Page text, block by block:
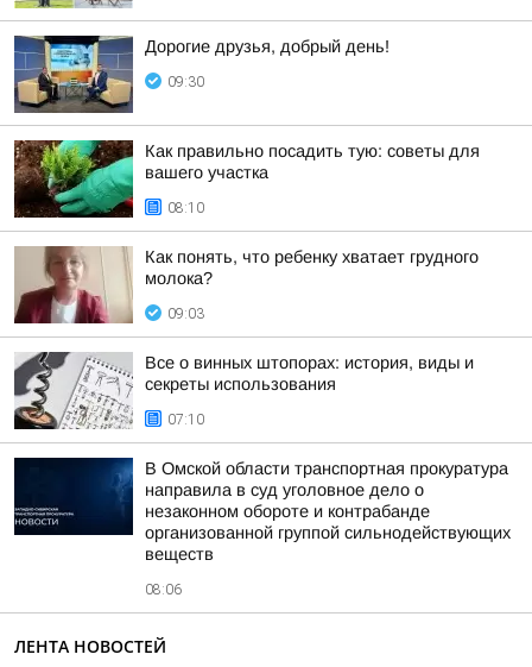
Дорогие друзья, добрый день!
09:30
Как правильно посадить тую: советы для
вашего участка
08:10
Как понять, что ребенку хватает грудного
молока?
09:03
Все о винных штопорах: история, виды и
секреты использования
07:10
В Омской области транспортная прокуратура
направила в суд уголовное дело о
незаконном обороте и контрабанде
организованной группой сильнодействующих
веществ
08:06
ЛЕНТА НОВОСТЕЙ